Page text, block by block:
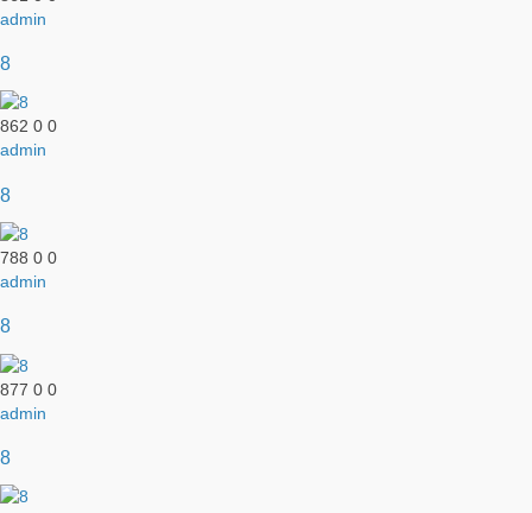
admin
8
862 0 0
admin
8
788 0 0
admin
8
877 0 0
admin
8